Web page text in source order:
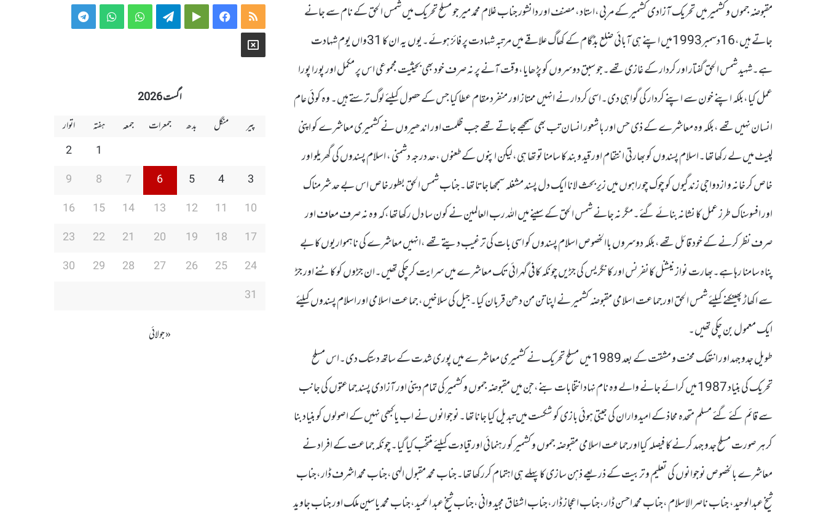
مقبوضہ جموں و کشمیر میں تحریک آزادی کشمیر کے مربی،استاد، مصنف اور دانشور جناب غلام محمد میر جو مسلح تحریک میں شمس الحق کے نام سے جانے
جاتے ہیں،16دسمبر1993میں اپنے ہی آبائی ضلع بڈگام کے کھاگ علاقے میں مرتبہ شہادت پر فائز ہوئے۔یوں یہ ان کا 31واں یوم شہادت
ہے۔شہید شمس الحق گفتار اور کردار کے غازی تھے۔جو سبق دوسروں کو پڑھایا،وقت آنے پر نہ صرف خود بھی بحیثیت مجموعی اس پر مکمل اور پورا پورا
عمل کیا،بلکہ اپنے خون سے اپنے کردار کی گواہی دی۔اسی کردار نے انہیں ممتاز اور منفرد مقام عطا کیا جس کے حصول کیلئے لوگ ترستے ہیں۔ وہ کوئی عام
انسان نہیں تھے ،بلکہ وہ معاشرے کے ذی حس اور باشعور انسان تب بھی سمجھے جاتے تھے جب ظلمت اور اندھیروں نے کشمیری معاشرے کو اپنی
لپیٹ میں لے رکھا تھا۔اسلام پسندوں کو بھارتی انتقام اور قید و بند کا سامنا تو تھا ہی،لیکن اپنوں کے طعنوں ،حد درجہ دشمنی ، اسلام پسندوں کی گھریلو اور
خاص کر خانہ و ازدواجی زندگیوں کو چوک چوراہوں میں زیر بحث لانا ایک دل پسند مشغلہ سمجھا جاتا تھا۔جناب شمس الحق بطور خاص اس بے حد شرمناک
اور افسوسناک طرز عمل کا نشانہ بنائے گئے۔مگر نہ جانے شمس الحق کے سینے میں اللہ رب العالمین نے کون سا دل رکھا تھا،کہ وہ نہ صرف معاف اور
صرف نظر کرنے کے خود قائل تھے،بلکہ دوسروں باالخصوص اسلام پسندوں کو اسی بات کی ترغیب دیتے تھے ،انہیں معاشرے کی ناہمواریوں کا بے
پناہ سامنا رہا ہے۔بھارت نواز نیشنل کانفرنس اور کانگریس کی جڑیں چونکہ کافی گہرائی تک معاشرے میں سرایت کرچکی تھیں۔ان جڑوں کو کاٹنے اور جڑ
سے اکھاڑ پھینکنے کیلئے شمس الحق اور جماعت اسلامی مقبوضہ کشمیر نے اپنا تن من دھن قربان کیا۔جیل کی سلاخیں، جماعت اسلامی اور اسلام پسندوں کیلئے
ایک معمول بن چکی تھیں۔
طویل جدو جہد اور انتھک محنت و مشقت کے بعد 1989 میں مسلح تحریک نے کشمیری معاشرے میں پوری شدت کے ساتھ دستک دی۔اس مسلح
تحریک کی بنیاد 1987 میں کرائے جانے والے وہ نام نہاد انتخابات بنے،جن میں مقبوضہ جموں و کشمیر کی تمام دینی اور آزادی پسند جماعتوں کی جانب
سے قائم کئے گئے مسلم متحدہ محاذ کے امیدواران کی جیتی ہوئی بازی کو شکست میں تبدیل کیا جانا تھا۔نوجوانوں نے اب یا کبھی نہیں کے اصولوں کو بنیاد بنا
کر ہر صورت مسلح جدو جہد کرنے کا فیصلہ کیااور جماعت اسلامی مقبوضہ جموں و کشمیر کو رہنمائی اور قیادت کیلئے منتخب کیا گیا۔چونکہ جماعت کے افراد نے
معاشرے بالخصوص نوجوانوں کی تعلیم و تربیت کے ذریعے ذہن سازی کا پہلے ہی اہتمام کررکھا تھا۔جناب محمد مقبول الہی،جناب محمد اشرف ڈار،جناب
شیخ عبدالوحید، جناب ناصرالاسلام ،جناب محمد احسن ڈار،جناب اعجاز ڈار،جناب اشفاق مجید وانی،جناب شیخ عبد الحمید،جناب محمد یاسین ملک اور جناب جاوید
RSS
Facebook
Google
Telegram
WhatsApp
WhatsApp
Telegram
X
اگست 2026
پیر
منگل بدھ جمعرات جمعہ ہفتہ
اتوار
1
2
3
4
5
6
7
8
9
10
11
12
13
14
15
16
17
18
19
20
21
22
23
24
25
26
27
28
29
30
31
« جولائی